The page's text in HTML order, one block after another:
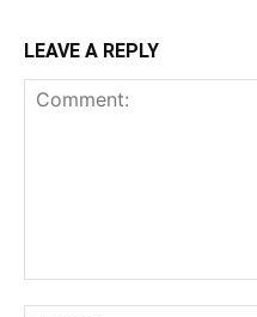
LEAVE A REPLY